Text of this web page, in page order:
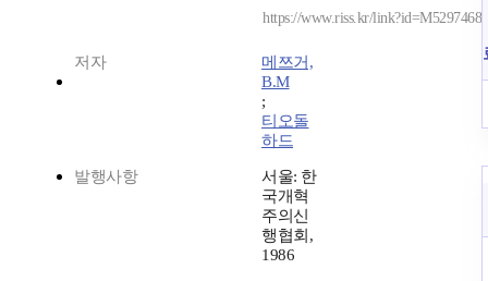
https://www.riss.kr/link?id=M5297468
저자
메쯔거,
B.M
;
티오돌
하드
발행사항
서울: 한
국개혁
주의신
행협회,
1986